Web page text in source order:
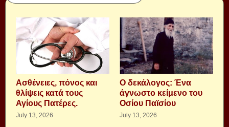
Aσθένειες, πόνος και
θλίψεις κατά τους
Αγίους Πατέρες.
July 13, 2026
Ο δεκάλογος: Ένα
άγνωστο κείμενο του
Οσίου Παϊσίου
July 13, 2026